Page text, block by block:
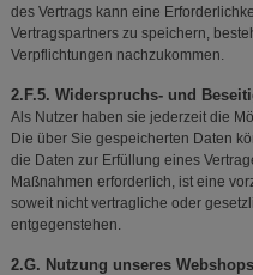
des Vertrags kann eine
Vertragspartners zu speichern,
Verpflichtungen nachzukommen.
2.F.5. Widerspruchs- und
Als Nutzer haben sie jederzeit die
Die über Sie gespeicherten Daten
die Daten zur Erfüllung eines
Maßnahmen erforderlich, ist eine
soweit nicht vertragliche oder
entgegenstehen.
2.G. Nutzung unseres Webshops